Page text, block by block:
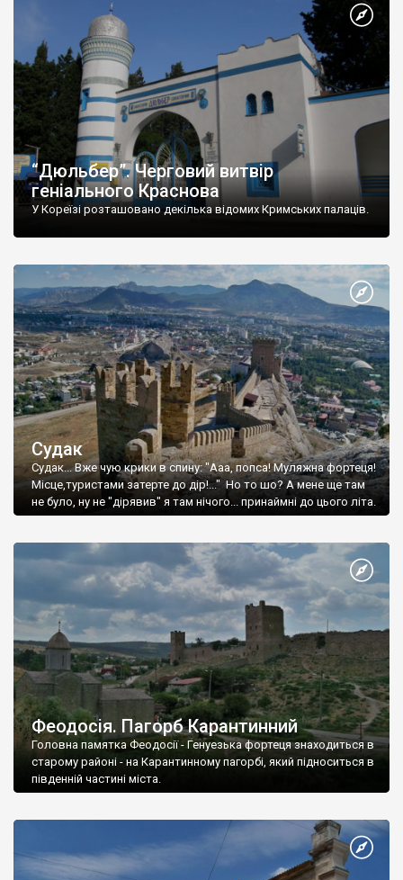
“Дюльбер”. Черговий витвір
геніального Краснова
У Кореїзі розташовано декілька відомих Кримських палаців.
Судак
Судак... Вже чую крики в спину: "Ааа, попса! Муляжна фортеця!
Місце,туристами затерте до дір!..." Но то шо? А мене ще там
не було, ну не "дірявив" я там нічого... принаймні до цього літа.
Феодосія. Пагорб Карантинний
Головна памятка Феодосії - Генуезька фортеця знаходиться в
старому районі - на Карантинному пагорбі, який підноситься в
південній частині міста.